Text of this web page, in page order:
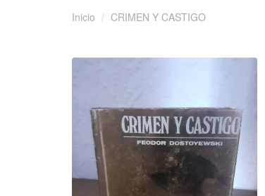
Inicio CRIMEN Y CASTIGO